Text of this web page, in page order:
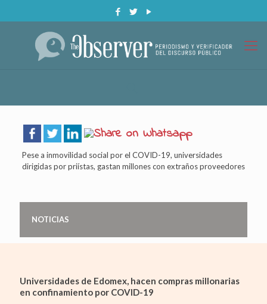
Pese a inmovilidad social por el COVID-19, universidades
dirigidas por priístas, gastan millones con extraños proveedores
NOTICIAS
Universidades de Edomex, hacen compras millonarias
en confinamiento por COVID-19